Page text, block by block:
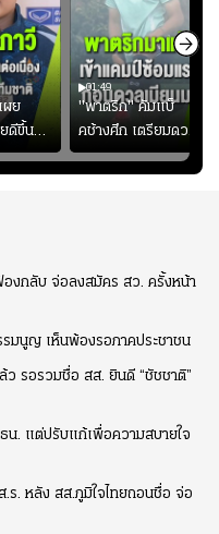
ผย
ดีขึ้น
พร้อม
ามให้
01:49
"พาตริก" คัมแบ็
คช้างศึก เตรียมดวล
เมียนมา อาเซียน คัพ
2026 #ฟุตบอล
งกลับ จ่อลงสมัคร สว. ครั้งหน้า
รมนูญ เห็นพ้องรอภาคประชาชน
ว รอรวมชื่อ สส. ยินดี “ชัชชาติ”
น. แต่ปรับแก้เพื่อความสบายใจ
ร. หลัง สส.ภูมิใจไทยถอนชื่อ จ่อ